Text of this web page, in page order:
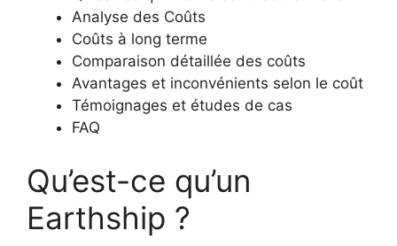
Analyse des Coûts
Coûts à long terme
Comparaison détaillée des coûts
Avantages et inconvénients selon le coût
Témoignages et études de cas
FAQ
Qu’est-ce qu’un
Earthship ?